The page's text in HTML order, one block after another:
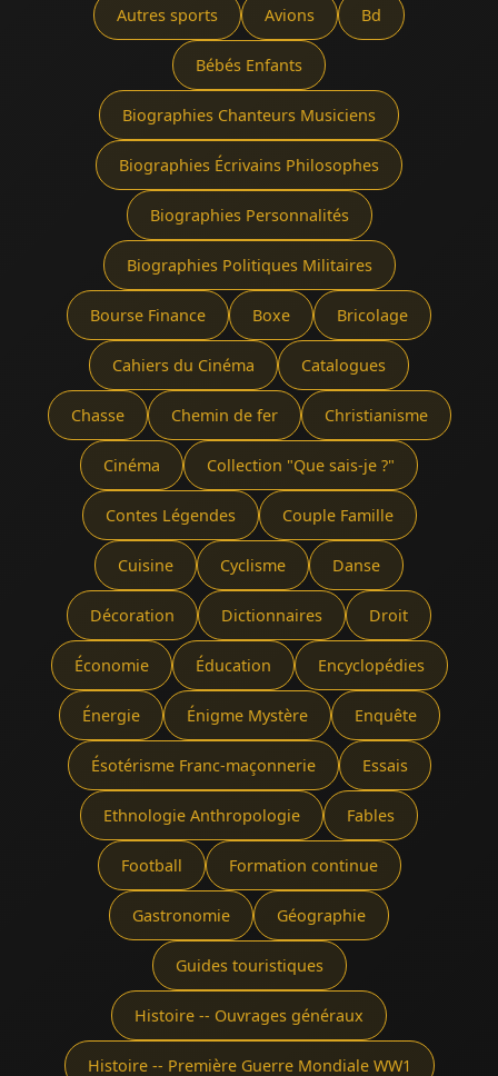
Autres sports Avions Bd
Bébés Enfants
Biographies Chanteurs Musiciens
Biographies Écrivains Philosophes
Biographies Personnalités
Biographies Politiques Militaires
Bourse Finance Boxe Bricolage
Cahiers du Cinéma Catalogues
Chasse Chemin de fer Christianisme
Cinéma Collection "Que sais-je ?"
Contes Légendes Couple Famille
Cuisine Cyclisme Danse
Décoration Dictionnaires Droit
Économie Éducation Encyclopédies
Énergie Énigme Mystère Enquête
Ésotérisme Franc-maçonnerie Essais
Ethnologie Anthropologie Fables
Football Formation continue
Gastronomie Géographie
Guides touristiques
Histoire -- Ouvrages généraux
Histoire -- Première Guerre Mondiale WW1